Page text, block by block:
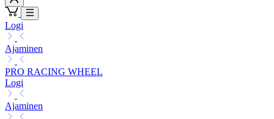
Logi
Ajaminen
PRO RACING WHEEL
Logi
Ajaminen